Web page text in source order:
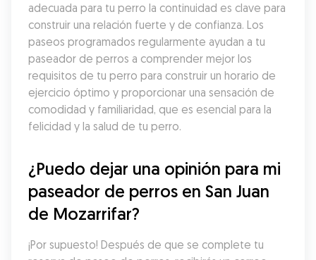
adecuada para tu perro la continuidad es clave para
construir una relación fuerte y de confianza. Los
paseos programados regularmente ayudan a tu
paseador de perros a comprender mejor los
requisitos de tu perro para construir un horario de
ejercicio óptimo y proporcionar una sensación de
comodidad y familiaridad, que es esencial para la
felicidad y la salud de tu perro.
¿Puedo dejar una opinión para mi
paseador de perros en San Juan
de Mozarrifar?
¡Por supuesto! Después de que se complete tu